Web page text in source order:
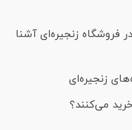
فروشگاه زنجیره‌ای آشنا
زنجیره‌ای
می‌کنند؟